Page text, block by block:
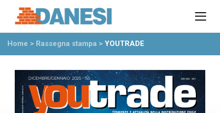
Il gruppo
Partner
Ambiente
Stabilimenti
Rete commerciale
Ufficio Tecnico
Home > Rassegna stampa > YOUTRADE